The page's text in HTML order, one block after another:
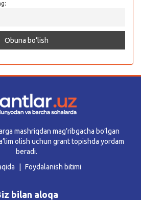
mashriqdan mag’ribgacha bo’lgan
olish uchun grant topishda yordam
beradi.
Foydalanish bitimi
bilan aloqa